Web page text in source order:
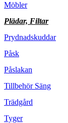
Möbler
Plädar, Filtar
Prydnadskuddar
Påsk
Påslakan
Tillbehör Säng
Trädgård
Tyger